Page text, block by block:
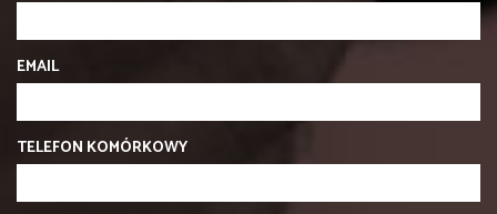
EMAIL
TELEFON KOMÓRKOWY